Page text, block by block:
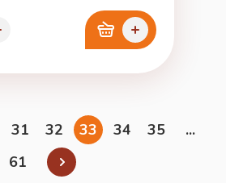
31 32 33 34 35
...
61